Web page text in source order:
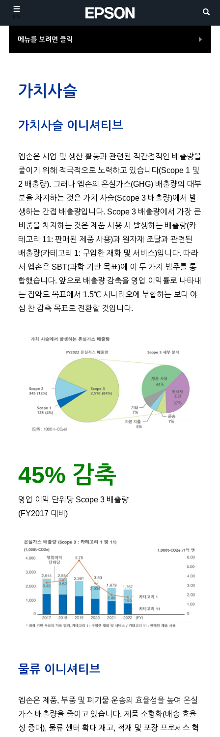
메뉴
메뉴를 보려면 클릭
가치사슬
가치사슬 이니셔티브
엡손은 사업 및 생산 활동과 관련된 직간접적인 배출량을
줄이기 위해 적극적으로 노력하고 있습니다(Scope 1 및
2 배출량). 그러나 엡손의 온실가스(GHG) 배출량의 대부
분을 차지하는 것은 가치 사슬(Scope 3 배출량)에서 발
생하는 간접 배출량입니다. Scope 3 배출량에서 가장 큰
비중을 차지하는 것은 제품 사용 시 발생하는 배출량(카
테고리 11: 판매된 제품 사용)과 원자재 조달과 관련된
배출량(카테고리 1: 구입한 재화 및 서비스)입니다. 따라
서 엡손은 SBT(과학 기반 목표)에 이 두 가지 범주를 통
합했습니다. 앞으로 배출량 감축을 영업 이익률로 나타내
는 집약도 목표에서 1.5℃ 시나리오에 부합하는 보다 야
심 찬 감축 목표로 전환할 것입니다.
45% 감축
영업 이익 단위당 Scope 3 배출량
(FY2017 대비)
물류 이니셔티브
엡손은 제품, 부품 및 폐기물 운송의 효율성을 높여 온실
가스 배출량을 줄이고 있습니다. 제품 소형화(배송 효율
성 증대), 물류 센터 확대 재고, 적재 및 포장 프로세스 혁